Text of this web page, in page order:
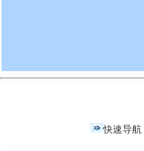
快速导航